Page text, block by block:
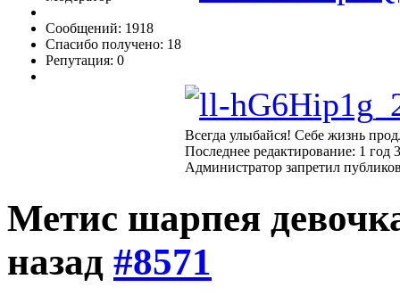
Сообщений: 1918
Спасибо получено: 18
Репутация: 0
Всегда улыбайся! Себе жизнь
Последнее редактирование: 1 год
Администратор запретил
Метис шарпея
назад #8571